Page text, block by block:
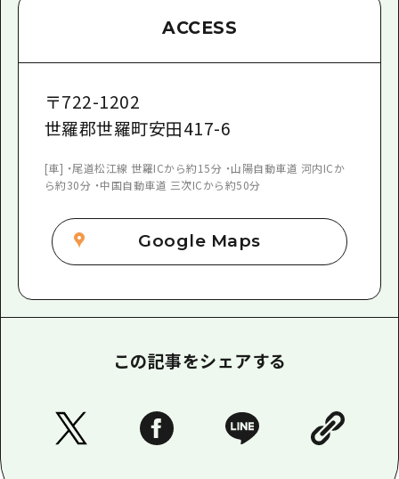
ACCESS
〒722-1202
世羅郡世羅町安田417-6
[車] ・尾道松江線 世羅ICから約15分 ・山陽自動車道 河内ICか
ら約30分 ・中国自動車道 三次ICから約50分
Google Maps
この記事をシェアする